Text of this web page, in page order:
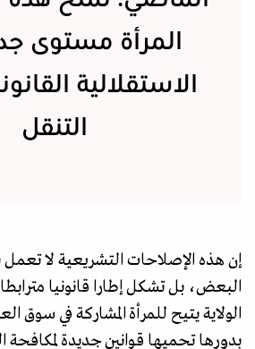
المرأة مستوى
الاستقلالية
التنقل
إن هذه الإصلاحات التشريعية لا
البعض، بل تشكل إطارا قانونيا
الولاية يتيح للمرأة المشاركة في سوق
بدورها تحميها قوانين جديدة